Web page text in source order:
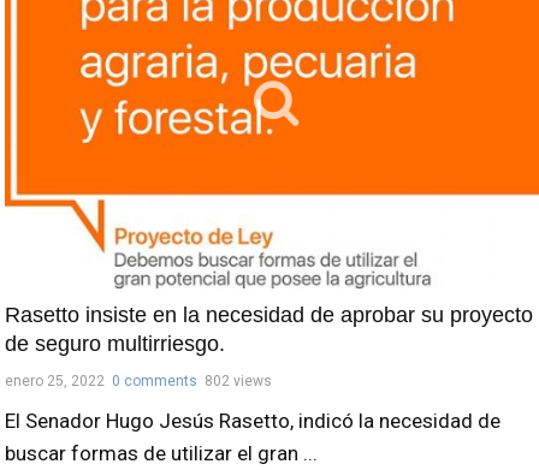
Rasetto insiste en la necesidad de aprobar su proyecto
de seguro multirriesgo.
enero 25, 2022 0 comments 802 views
El Senador Hugo Jesús Rasetto, indicó la necesidad de
buscar formas de utilizar el gran ...